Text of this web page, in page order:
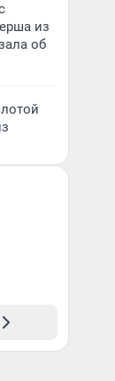
из
об